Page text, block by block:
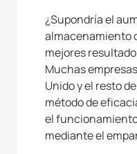
¿Supondría el
almacenamiento
mejores
Muchas
Unido y el resto
método de
el
mediante el